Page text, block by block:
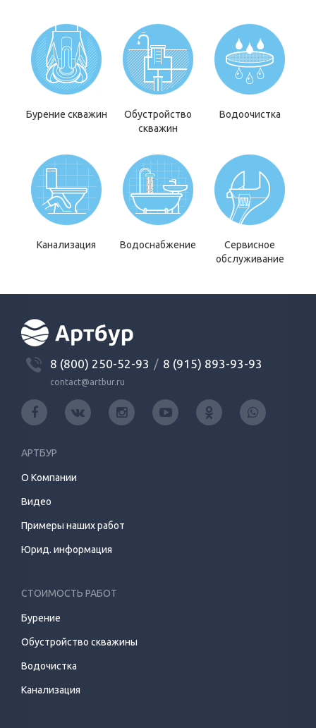
Бурение скважин
Обустройство
скважин
Водоочистка
Канализация Водоснабжение
Сервисное
обслуживание
8 (800) 250-52-93 / 8 (915) 893-93-93
contact@artbur.ru
АРТБУР
О Компании
Видео
Примеры наших работ
Юрид. информация
СТОИМОСТЬ РАБОТ
Бурение
Обустройство скважины
Водочистка
Канализация